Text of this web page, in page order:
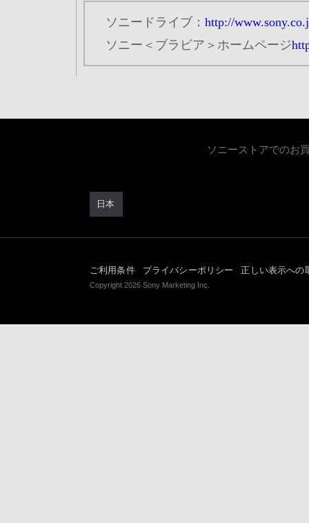
ソニードライブ： http://
ソニー＜ブラビア＞ホームページ
ソニーストアでのお
日本
ご利用条件 プライバシーポリシー 正しい表示への
Copyright 2026 Sony Marketing Inc.